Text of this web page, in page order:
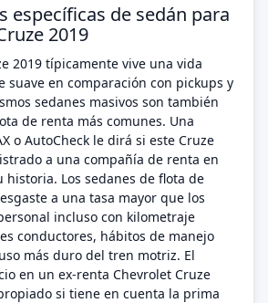
específicas de sedán para
2019
2019 típicamente vive una vida
suave en comparación con pickups y
sedanes masivos son también
de renta más comunes. Una
o AutoCheck le dirá si este Cruze
a una compañía de renta en
Los sedanes de flota de
a una tasa mayor que los
incluso con kilometraje
conductores, hábitos de manejo
más duro del tren motriz. El
en un ex-renta Chevrolet Cruze
si tiene en cuenta la prima